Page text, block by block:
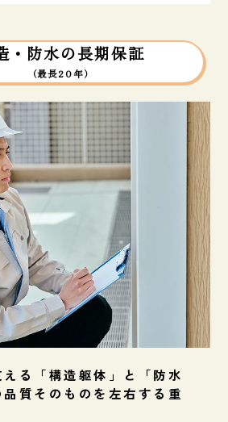
・防水の長期保証
（最長20年）
る「構造躯体」と「防水
質そのものを左右する重